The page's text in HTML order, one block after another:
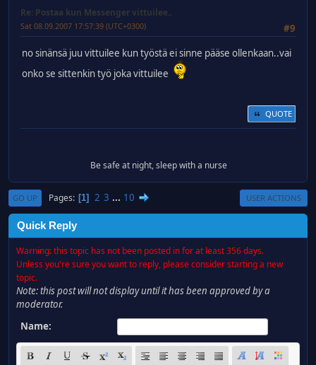
Re: Postaa kun Messenger vittuilee..
#9
Sat 08.09.2007 17:57:39 (UTC+0300)
no sinänsä juu vittuilee kun työstä ei sinne pääse ollenkaan..vai
onko se sittenkin työ joka vittuilee
QUOTE
Be safe at night, sleep with a nurse
GO UP Pages 1 2 3 ... 10 USER ACTIONS
Quick Reply
Warning: this topic has not been posted in for at least 356 days.
Unless you're sure you want to reply, please consider starting a new
topic.
Note: this post will not display until it has been approved by a
moderator.
Name: